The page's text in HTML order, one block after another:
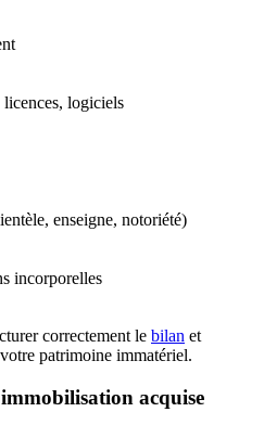
licences, logiciels
enseigne, notoriété)
incorporelles
correctement le bilan et
patrimoine immatériel.
acquise